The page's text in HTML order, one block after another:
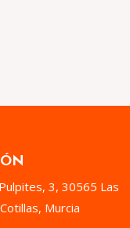
3, 30565 Las
Murcia